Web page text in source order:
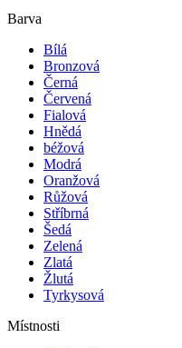
Barva
Bílá
Bronzová
Černá
Červená
Fialová
Hnědá
béžová
Modrá
Oranžová
Růžová
Stříbrná
Šedá
Zelená
Zlatá
Žlutá
Tyrkysová
Místnosti